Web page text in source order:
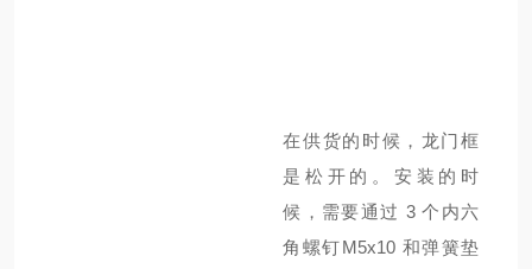
在供货的时候，龙门框
是松开的。安装的时
候，需要通过 3个内六
角螺钉M5x10 和弹簧垫